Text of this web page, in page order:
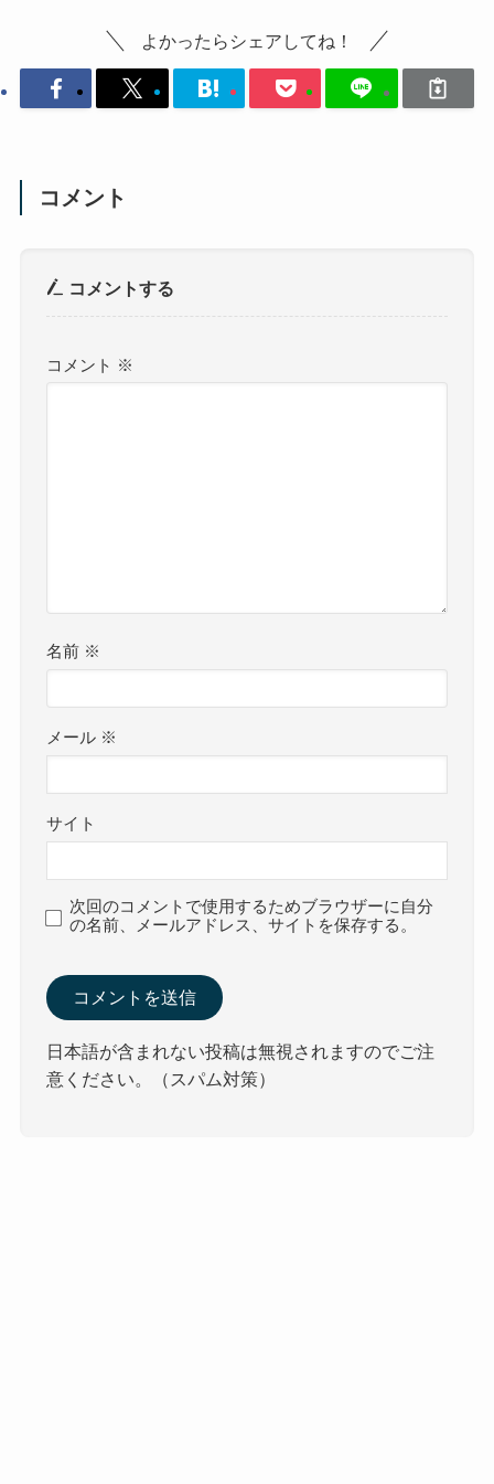
よかったらシェアしてね！
コメント
コメントする
コメント ※
名前 ※
メール ※
サイト
次回のコメントで使用するためブラウザーに自分
の名前、メールアドレス、サイトを保存する。
日本語が含まれない投稿は無視されますのでご注
意ください。（スパム対策）